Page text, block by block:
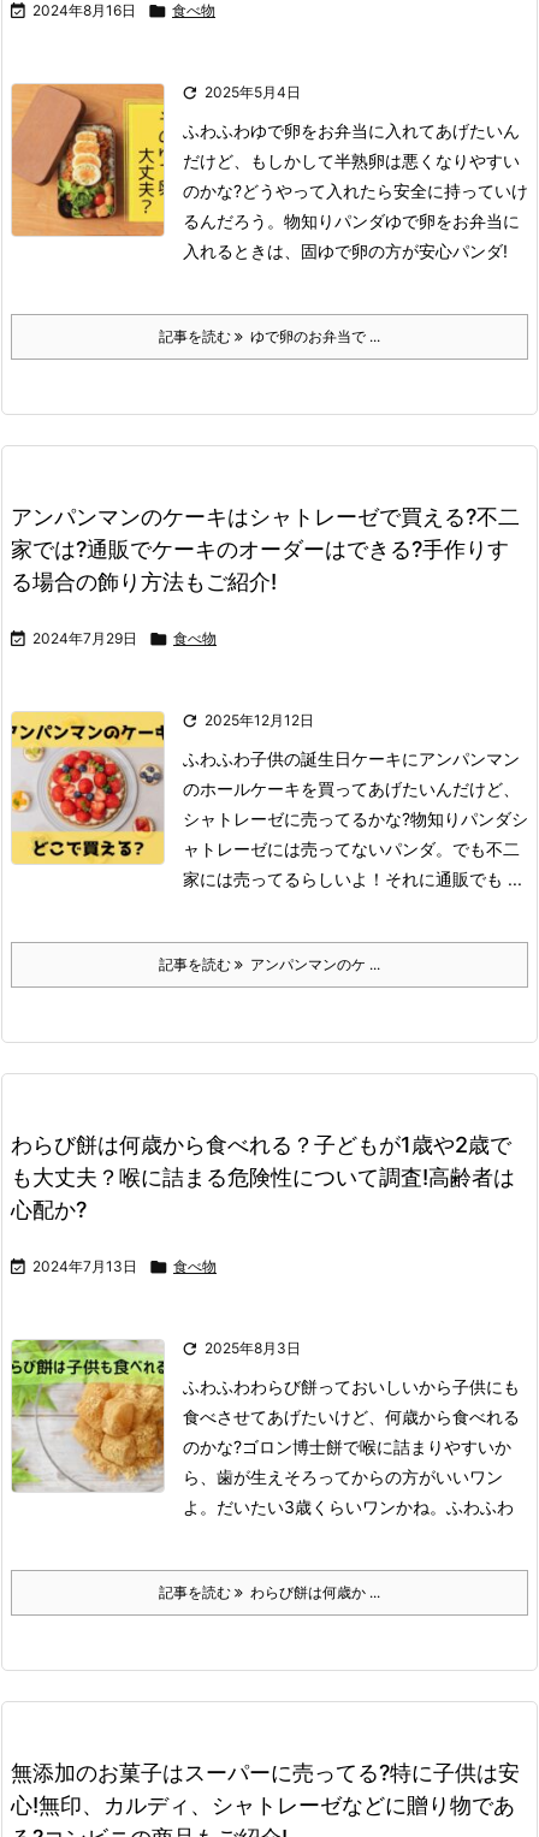
 2024年8月16日  食べ物
 2025年5月4日
ふわふわゆで卵をお弁当に入れてあげたいん
だけど、もしかして半熟卵は悪くなりやすい
のかな?どうやって入れたら安全に持っていけ
るんだろう。 物知りパンダゆで卵をお弁当に
入れるときは、固ゆで卵の方が安心パンダ!
記事を読む ゆで卵のお弁当で ...
アンパンマンのケーキはシャトレーゼで買える?不二
家では?通販でケーキのオーダーはできる?手作りす
る場合の飾り方法もご紹介!
 2024年7月29日  食べ物
 2025年12月12日
ふわふわ子供の誕生日ケーキにアンパンマン
のホールケーキを買ってあげたいんだけど、
シャトレーゼに売ってるかな?物知りパンダシ
ャトレーゼには売ってないパンダ。 でも不二
家には売ってるらしいよ！ それに通販でも ...
記事を読む アンパンマンのケ ...
わらび餅は何歳から食べれる？子どもが1歳や2歳で
も大丈夫？喉に詰まる危険性について調査!高齢者は
心配か?
 2024年7月13日  食べ物
 2025年8月3日
ふわふわわらび餅っておいしいから子供にも
食べさせてあげたいけど、何歳から食べれる
のかな?ゴロン博士餅で喉に詰まりやすいか
ら、歯が生えそろってからの方がいいワン
よ。 だいたい3歳くらいワンかね。 ふわふわ
記事を読む わらび餅は何歳か ...
無添加のお菓子はスーパーに売ってる?特に子供は安
心!無印、カルディ、シャトレーゼなどに贈り物であ